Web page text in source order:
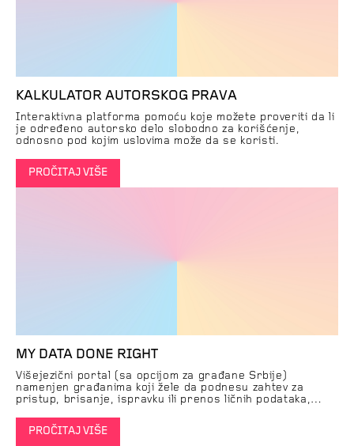
KALKULATOR AUTORSKOG PRAVA
Interaktivna platforma pomoću koje možete proveriti da li
je određeno autorsko delo slobodno za korišćenje,
odnosno pod kojim uslovima može da se koristi.
PROČITAJ VIŠE
MY DATA DONE RIGHT
Višejezični portal (sa opcijom za građane Srbije)
namenjen građanima koji žele da podnesu zahtev za
pristup, brisanje, ispravku ili prenos ličnih podataka,
podatke o ličnosti.
PROČITAJ VIŠE